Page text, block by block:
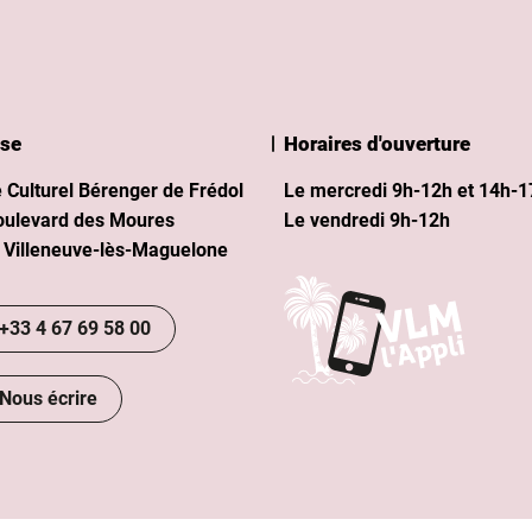
Culturel Bérenger de Frédol
des Moures
lès-Maguelone
+33 4 67 69 58 00
Nous écrire
Horaires d'ouverture
Le mercredi 9h-12h et 14h-
Le vendredi 9h-12h
Eco Océan